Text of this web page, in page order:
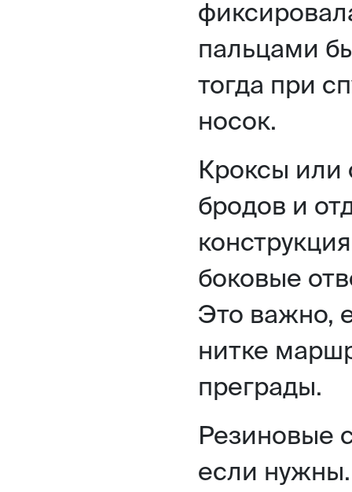
пальцами
тогда при
носок.
Кроксы или
бродов и
боковые
Это важно,
нитке
преграды.
Резиновые
если